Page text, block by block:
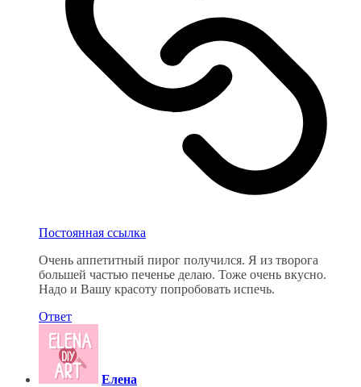
Постоянная ссылка
Очень аппетитный пирог получился. Я из творога
большей частью печенье делаю. Тоже очень вкусно.
Надо и Вашу красоту попробовать испечь.
Ответ
Елена